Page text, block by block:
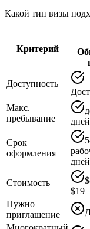
Какой тип визы
Критерий
Доступность
Макс.
пребывание
дней
Срок
оформления
дней
Стоимость
$19
Нужно
приглашение